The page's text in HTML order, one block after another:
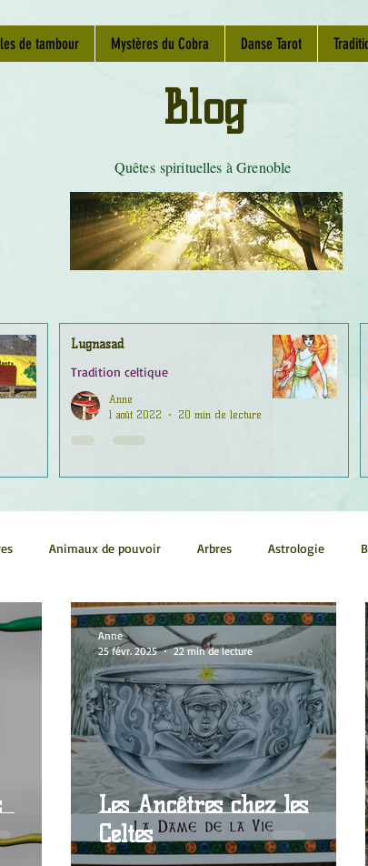
de tambour Mystères du Cobra Danse Tarot
Quêtes spirituelles à Grenoble
Blog
Lugnasad
Tradition celtique
Anne
1 août 2022
20 min de lecture
Animaux de pouvoir Arbres Astrologie
Conscience Continuum Corps humain Couleurs
sacrée Guides Littérature Minéraux
Pleines Lunes Santé Stages Tarot
Les Ancêtres chez les
Celtes
Anne
25 févr. 2025
22 min de lecture